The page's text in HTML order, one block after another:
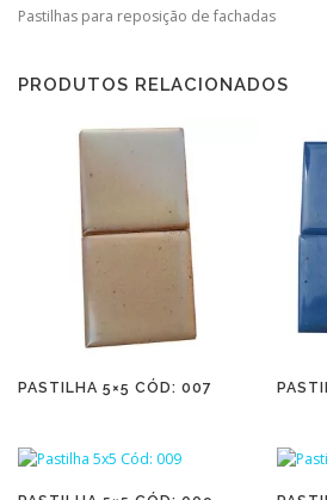
Pastilhas para reposição de fachadas
PRODUTOS RELACIONADOS
PASTILHA 5×5 CÓD: 007